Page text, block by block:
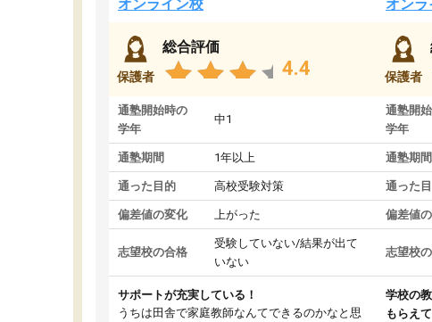
オンライン校
保護者
総合評価
4.4
通塾開始時の
学年
中1
通塾期間 1年以上
通った目的 高校受験対策
偏差値の変化 上がった
志望校の合格
受験していない/結果が出て
いない
サポートが充実している！
うちは田舎で家庭教師なんてできるのかなと思
オン
保護者
通塾開
学年
通塾期間
通った
偏差値
志望校
学校の
もらえ